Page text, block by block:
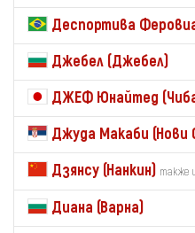
Деспортива
Джебел (Джебел)
ДЖЕФ Юнайтед
Джуда Макаби (Нови
Дзянсу (Нанкин) также
Диана (Варна)